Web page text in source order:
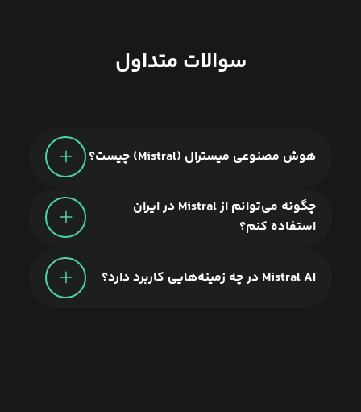
سوالات متداول
هوش مصنوعی میسترال (Mistral) چیست؟
چگونه می‌توانم از Mistral در ایران
استفاده کنم؟
Mistral AI در چه زمینه‌هایی کاربرد دارد؟